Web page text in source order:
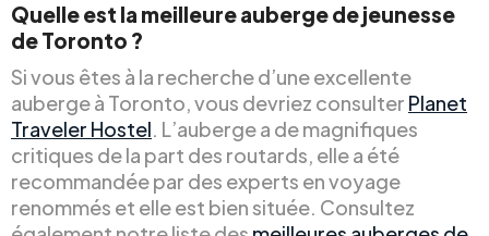
Quelle est la meilleure auberge de jeunesse
de Toronto ?
Si vous êtes à la recherche d’une excellente
auberge à Toronto, vous devriez consulter Planet
Traveler Hostel. L’auberge a de magnifiques
critiques de la part des routards, elle a été
recommandée par des experts en voyage
renommés et elle est bien située. Consultez